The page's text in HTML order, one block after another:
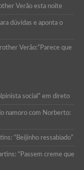
Verão esta noite
dúvidas e aponta o
Verão:”Parece que
social” em direto
namoro com Norberto:
“Beijinho ressabiado”
“Passem creme que